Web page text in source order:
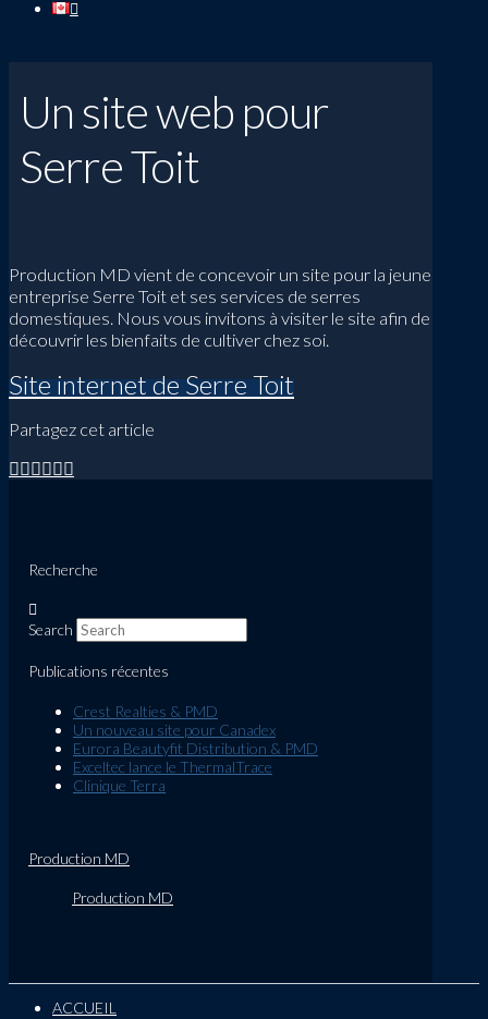
Un site web pour
Serre Toit
Production MD vient de concevoir un site pour la jeune
entreprise Serre Toit et ses services de serres
domestiques. Nous vous invitons à visiter le site afin de
découvrir les bienfaits de cultiver chez soi.
Site internet de Serre Toit
Partagez cet article
Recherche
Search
Publications récentes
Crest Realties & PMD
Un nouveau site pour Canadex
Eurora Beautyfit Distribution & PMD
Exceltec lance le ThermalTrace
Clinique Terra
Production MD
Production MD
ACCUEIL